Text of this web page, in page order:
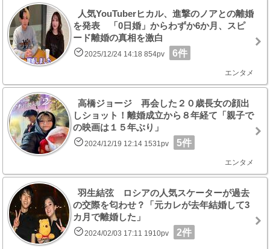
人気YouTuberヒカル、進撃のノアとの離婚
を発表 「0日婚」からわずか6か月、スピ
ード離婚の真相を激白
2025/12/24 14:18 854pv 6件
エンタメ
高橋ジョージ 再会した２０歳長女の顔出
しショット！離婚成立から８年経て「親子で
の映画は１５年ぶり」
2024/12/19 12:14 1531pv 5件
エンタメ
羽生結弦 ロシアの人気スケーターが過去
の交際を匂わせ？「元カレが去年結婚して3
カ月で離婚した」
2024/02/03 17:11 1910pv 2件